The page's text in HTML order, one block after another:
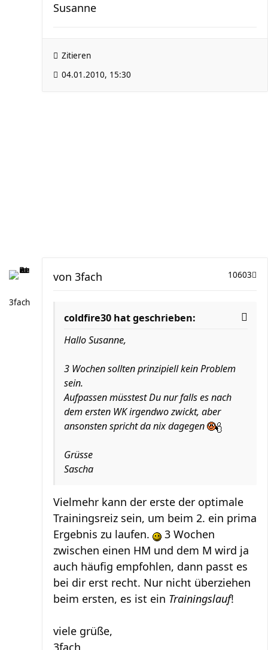
Susanne
Zitieren
04.01.2010, 15:30
3fach
10603
von 3fach
coldfire30 hat geschrieben:
Hallo Susanne,
3 Wochen sollten prinzipiell kein Problem
sein.
Aufpassen müsstest Du nur falls es nach
dem ersten WK irgendwo zwickt, aber
ansonsten spricht da nix dagegen
Grüsse
Sascha
Vielmehr kann der erste der optimale
Trainingsreiz sein, um beim 2. ein prima
Ergebnis zu laufen.
3 Wochen
zwischen einen HM und dem M wird ja
auch häufig empfohlen, dann passt es
bei dir erst recht. Nur nicht überziehen
beim ersten, es ist ein Trainingslauf!
viele grüße,